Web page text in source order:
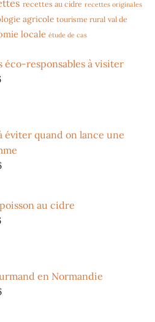
recettes au cidre recettes originales
agricole tourisme rural val de
locale étude de cas
éco-responsables à visiter
éviter quand on lance une
au cidre
en Normandie